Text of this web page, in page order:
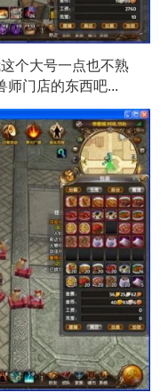
个大号一点也不熟
师门店的东西吧...